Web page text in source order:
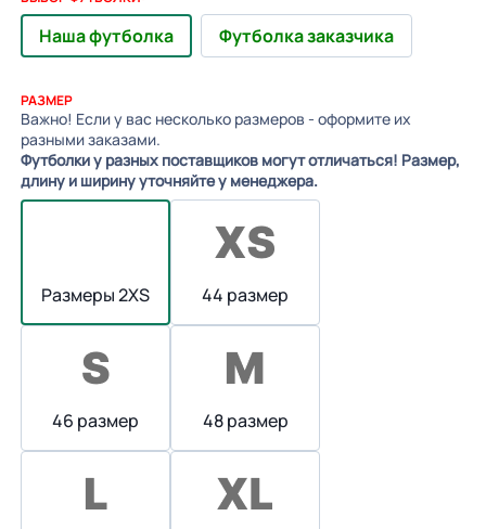
Наша футболка Футболка заказчика
РАЗМЕР
Важно! Если у вас несколько размеров - оформите их
разными заказами.
Футболки у разных поставщиков могут отличаться! Размер,
длину и ширину уточняйте у менеджера.
Размеры 2XS 44 размер
46 размер 48 размер